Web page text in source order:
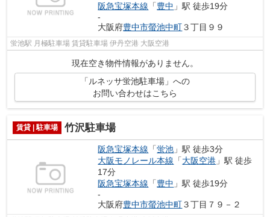
阪急宝塚本線 「豊中 」駅 徒歩19分
-
大阪府豊中市螢池中町３丁目９９
蛍池駅 月極駐車場 賃貸駐車場 伊丹空港 大阪空港
現在空き物件情報がありません。
「ルネッサ蛍池駐車場」への
お問い合わせはこちら
賃貸 | 駐車場 竹沢駐車場
阪急宝塚本線 「蛍池 」駅 徒歩3分
大阪モノレール本線 「大阪空港 」駅 徒歩
17分
阪急宝塚本線 「豊中 」駅 徒歩19分
-
大阪府豊中市螢池中町３丁目７９－２